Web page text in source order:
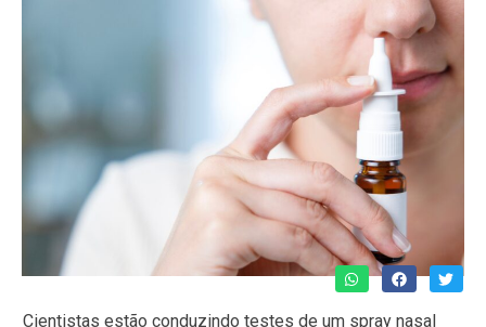
Cientistas estão conduzindo testes de um spray nasal